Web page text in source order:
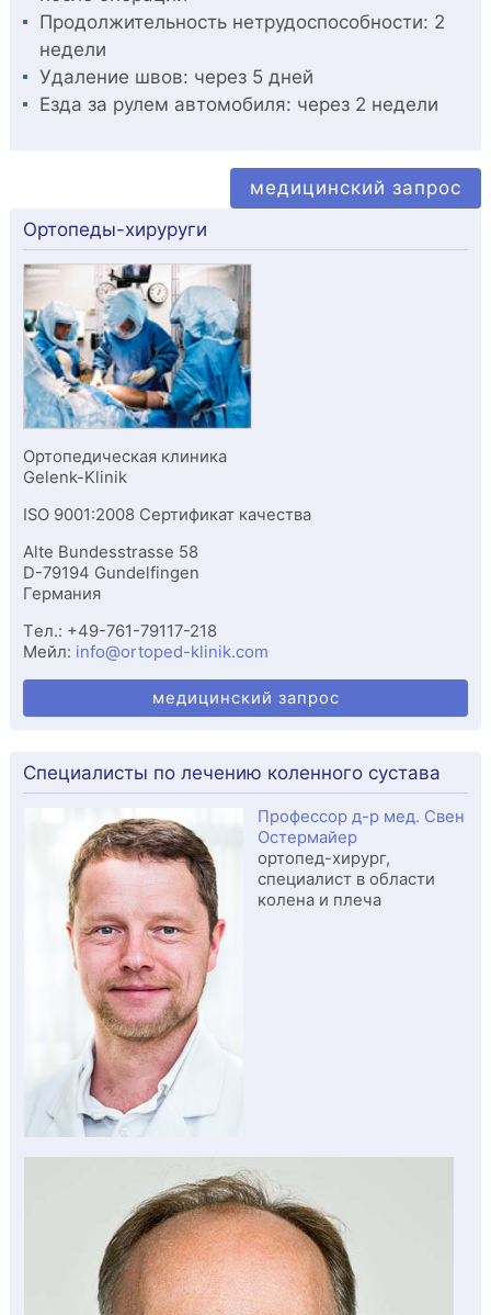
Продолжительность нетрудоспособности: 2
недели
Удаление швов: через 5 дней
Езда за рулем автомобиля: через 2 недели
медицинский запрос
Ортопеды-хируруги
Ортопедическая клиника
Gelenk-Klinik
ISO 9001:2008 Сертификат качества
Alte Bundesstrasse 58
D-79194 Gundelfingen
Германия
Tел.: +49-761-79117-218
Мейл: info@ortoped-klinik.com
медицинский запрос
Специалисты по лечению коленного сустава
Профессор д-р мед. Свен
Остермайер
ортопед-хирург,
специалист в области
колена и плеча